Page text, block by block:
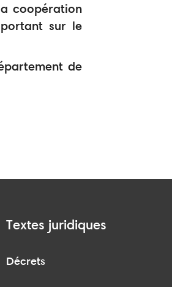
coopération
sur le
de
Textes juridiques
Décrets